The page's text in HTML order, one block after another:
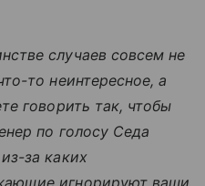
случаев совсем не
то неинтересное, а
говорить так, чтобы
по голосу Седа
за каких
игнорируют ваши